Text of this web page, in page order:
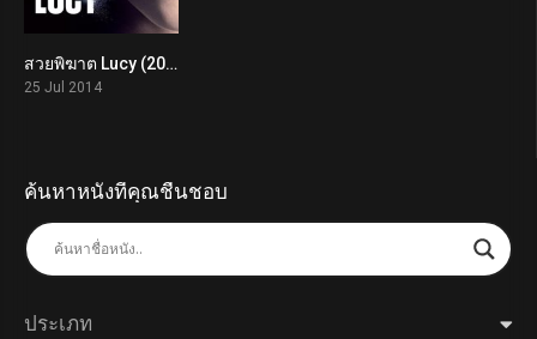
0สวยพิฆาต Lucy (2014)
25 Jul 2014
ค้นหาหนังที่คุณชื่นชอบ
ประเภท